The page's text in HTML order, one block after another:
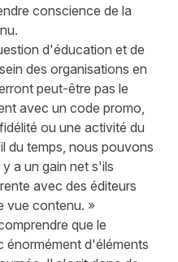
conscience de la
d'éducation et de
des organisations en
peut-être pas le
avec un code promo,
ou une activité du
du temps, nous pouvons
a un gain net s'ils
avec des éditeurs
vue contenu. »
que le
énormément d'éléments